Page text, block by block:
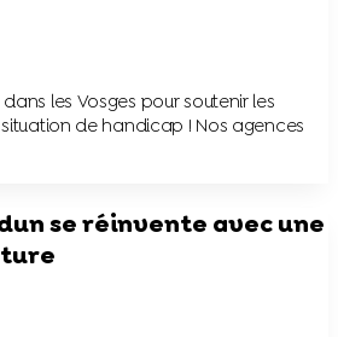
les Vosges pour soutenir les
de handicap ! Nos agences
se réinvente avec une